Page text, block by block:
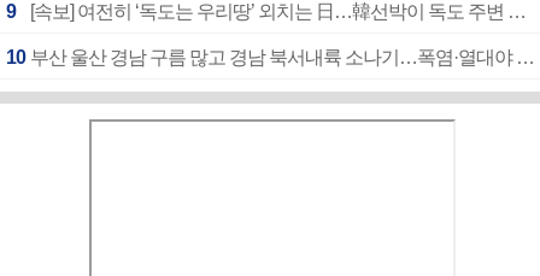
9 [속보] 여전히 ‘독도는 우리땅’ 외치는 日…韓선박이 독도 주변 해양조사 활동하자 반발
10 부산 울산 경남 구름 많고 경남 북서내륙 소나기…폭염·열대야 계속